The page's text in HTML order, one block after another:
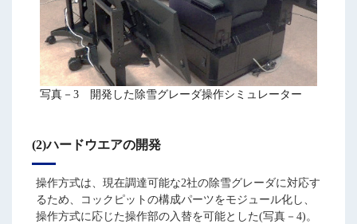
写真－3 開発した除雪グレーダ操作シミュレーター
(2)ハードウエアの開発
操作方式は、現在調達可能な2社の除雪グレーダに対応す
るため、コックピットの構成パーツをモジュール化し、
操作方式に応じた操作部の入替を可能とした(写真－4)。